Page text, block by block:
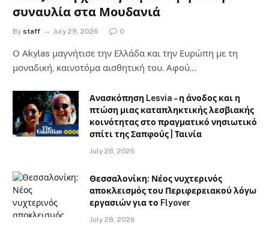
συναυλία στα Μουδανιά
By staff July 29, 2026 0
Ο Αkylas μαγνήτισε την Ελλάδα και την Ευρώπη με τη
μοναδική, καινοτόμα αισθητική του. Αφού…
Ανασκόπηση Lesvia – η άνοδος και η
πτώση μιας καταπληκτικής λεσβιακής
κοινότητας στο πραγματικό νησιωτικό
σπίτι της Σαπφούς | Ταινία
July 28, 2026
Θεσσαλονίκη: Νέος νυχτερινός
αποκλεισμός του Περιφερειακού λόγω
εργασιών για το Flyover
July 28, 2026